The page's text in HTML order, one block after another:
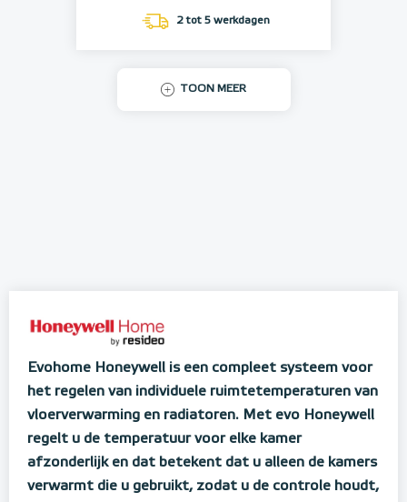
2 tot 5 werkdagen
TOON MEER
Evohome Honeywell is een compleet systeem voor
het regelen van individuele ruimtetemperaturen van
vloerverwarming en radiatoren. Met evo Honeywell
regelt u de temperatuur voor elke kamer
afzonderlijk en dat betekent dat u alleen de kamers
verwarmt die u gebruikt, zodat u de controle houdt,